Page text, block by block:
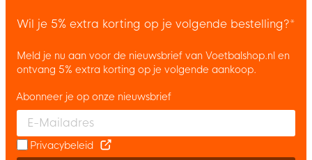
Wil je 5% extra korting op je volgende bestelling?*
Meld je nu aan voor de nieuwsbrief van Voetbalshop.nl en
ontvang 5% extra korting op je volgende aankoop.
Enter your email and accept the privacy policy to subscribe to
Abonneer je op onze nieuwsbrief
Privacybeleid